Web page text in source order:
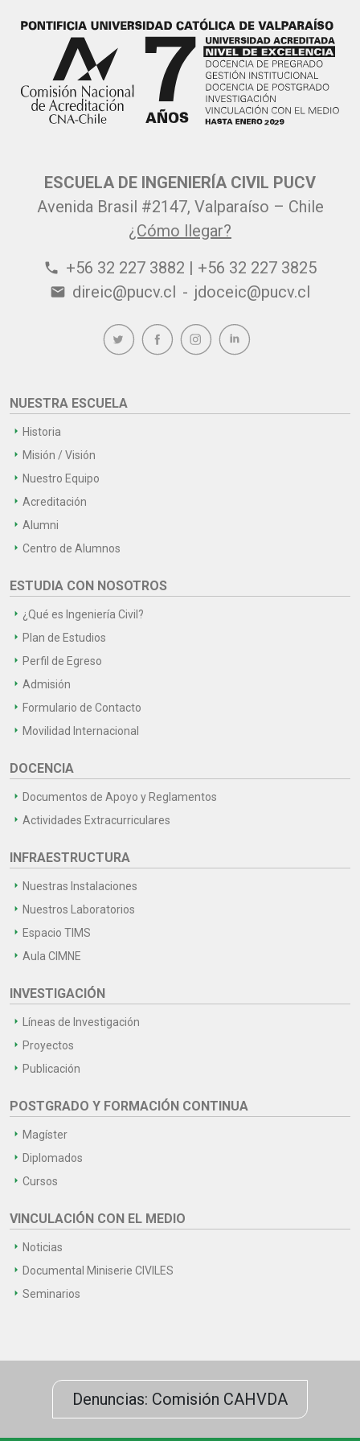
ESCUELA DE INGENIERÍA CIVIL PUCV
Avenida Brasil #2147, Valparaíso – Chile
¿Cómo llegar?
phone +56 32 227 3882 | +56 32 227 3825
email direic@pucv.cl - jdoceic@pucv.cl
NUESTRA ESCUELA
Historia
Misión / Visión
Nuestro Equipo
Acreditación
Alumni
Centro de Alumnos
ESTUDIA CON NOSOTROS
¿Qué es Ingeniería Civil?
Plan de Estudios
Perfil de Egreso
Admisión
Formulario de Contacto
Movilidad Internacional
DOCENCIA
Documentos de Apoyo y Reglamentos
Actividades Extracurriculares
INFRAESTRUCTURA
Nuestras Instalaciones
Nuestros Laboratorios
Espacio TIMS
Aula CIMNE
INVESTIGACIÓN
Líneas de Investigación
Proyectos
Publicación
POSTGRADO Y FORMACIÓN CONTINUA
Magíster
Diplomados
Cursos
VINCULACIÓN CON EL MEDIO
Noticias
Documental Miniserie CIVILES
Seminarios
Denuncias: Comisión CAHVDA